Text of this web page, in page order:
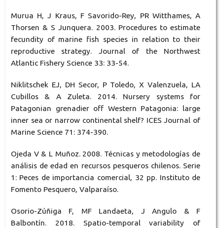
Murua H, J Kraus, F Savorido-Rey, PR Witthames, A
Thorsen & S Junquera. 2003. Procedures to estimate
fecundity of marine fish species in relation to their
reproductive strategy. Journal of the Northwest
Atlantic Fishery Science 33: 33-54.
Niklitschek EJ, DH Secor, P Toledo, X Valenzuela, LA
Cubillos & A Zuleta. 2014. Nursery systems for
Patagonian grenadier off Western Patagonia: large
inner sea or narrow continental shelf? ICES Journal of
Marine Science 71: 374-390.
Ojeda V & L Muñoz. 2008. Técnicas y metodologías de
análisis de edad en recursos pesqueros chilenos. Serie
1: Peces de importancia comercial, 32 pp. Instituto de
Fomento Pesquero, Valparaíso.
Osorio-Zúñiga F, MF Landaeta, J Angulo & F
Balbontín. 2018. Spatio-temporal variability of